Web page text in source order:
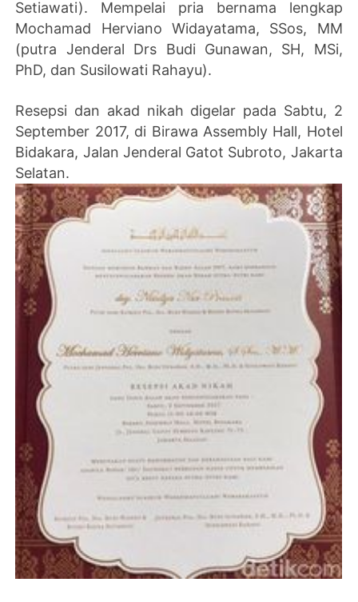
Setiawati). Mempelai pria bernama lengkap
Mochamad Herviano Widayatama, SSos, MM
(putra Jenderal Drs Budi Gunawan, SH, MSi,
PhD, dan Susilowati Rahayu).
Resepsi dan akad nikah digelar pada Sabtu, 2
September 2017, di Birawa Assembly Hall, Hotel
Bidakara, Jalan Jenderal Gatot Subroto, Jakarta
Selatan.